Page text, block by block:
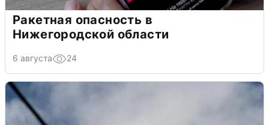
Ракетная опасность в
Нижегородской области
6 августа 24